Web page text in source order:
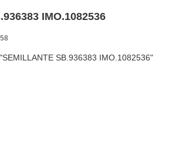
SEMILLANTE SB.936383 IMO.1082536